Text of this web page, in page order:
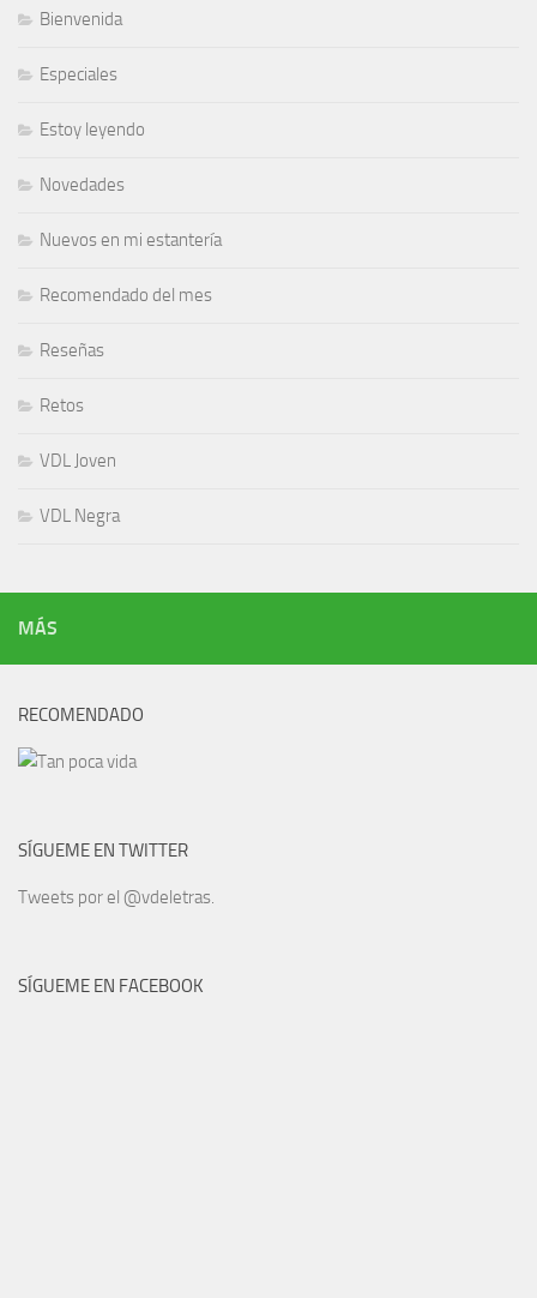
Bienvenida
Especiales
Estoy leyendo
Novedades
Nuevos en mi estantería
Recomendado del mes
Reseñas
Retos
VDL Joven
VDL Negra
MÁS
RECOMENDADO
SÍGUEME EN TWITTER
Tweets por el @vdeletras.
SÍGUEME EN FACEBOOK